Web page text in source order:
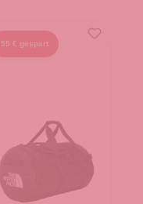
55 € gespart